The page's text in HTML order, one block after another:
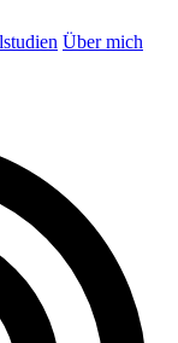
Über mich